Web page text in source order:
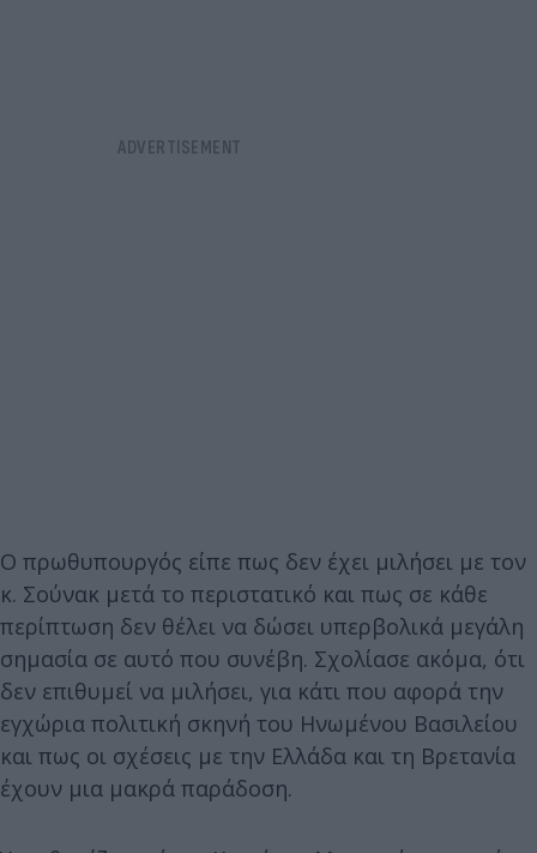
Ο πρωθυπουργός είπε πως δεν έχει μιλήσει με τον
κ. Σούνακ μετά το περιστατικό και πως σε κάθε
περίπτωση δεν θέλει να δώσει υπερβολικά μεγάλη
σημασία σε αυτό που συνέβη. Σχολίασε ακόμα, ότι
δεν επιθυμεί να μιλήσει, για κάτι που αφορά την
εγχώρια πολιτική σκηνή του Ηνωμένου Βασιλείου
και πως οι σχέσεις με την Ελλάδα και τη Βρετανία
έχουν μια μακρά παράδοση.